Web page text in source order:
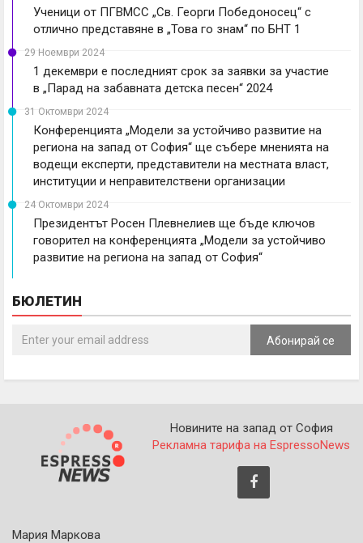
Ученици от ПГВМСС „Св. Георги Победоносец“ с
отлично представяне в „Това го знам“ по БНТ 1
29 Ноември 2024
1 декември е последният срок за заявки за участие
в „Парад на забавната детска песен“ 2024
31 Октомври 2024
Конференцията „Модели за устойчиво развитие на
региона на запад от София“ ще събере мненията на
водещи експерти, представители на местната власт,
институции и неправителствени организации
24 Октомври 2024
Президентът Росен Плевнелиев ще бъде ключов
говорител на конференцията „Модели за устойчиво
развитие на региона на запад от София“
БЮЛЕТИН
Абонирай се
Новините на запад от София
Рекламна тарифа на EspressoNews
Мария Маркова